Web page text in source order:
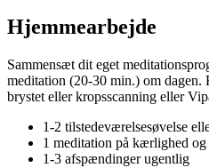
Hjemmearbejde
Sammensæt dit eget
meditation (20-30 min.) om dagen.
brystet eller kropsscanning eller
1-2 tilstedeværelsesøvelse
1 meditation på kærlighed
1-3 afspændinger ugentlig